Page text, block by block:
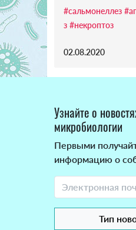
#сальмонеллез
з #некроптоз
02.08.2020
Узнайте о
микробиологии
Первыми
информацию о
Тип